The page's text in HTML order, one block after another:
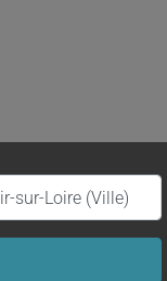
(ville ou région)